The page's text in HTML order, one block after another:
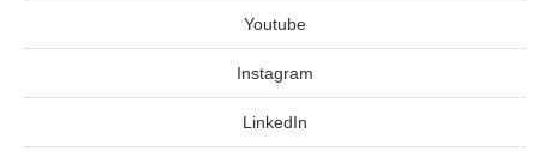
Youtube
Instagram
LinkedIn